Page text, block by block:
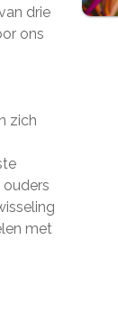
drie
ons
zich
met